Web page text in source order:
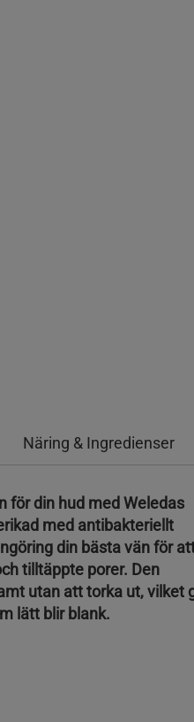
Näring & Ingredienser
för din hud med Weledas
med antibakteriellt
din bästa vän för
tilltäppte porer. Den
utan att torka ut, vilket
lätt blir blank.